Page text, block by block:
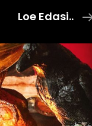
Loe Edasi..